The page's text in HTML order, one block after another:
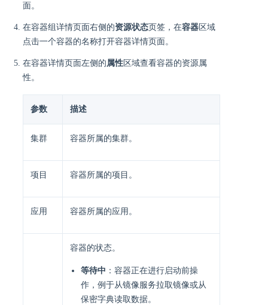
面。
在容器组详情页面右侧的资源状态页签，在容器 区域
点击一个容器的名称打开容器详情页面。
在容器详情页面左侧的属性 区域查看容器的资源属
性。
参数 描述
集群 容器所属的集群。
项目 容器所属的项目。
应用 容器所属的应用。
容器的状态。
等待中 ：容器正在进行启动前操
作，例于从镜像服务拉取镜像或从
保密字典读取数据。